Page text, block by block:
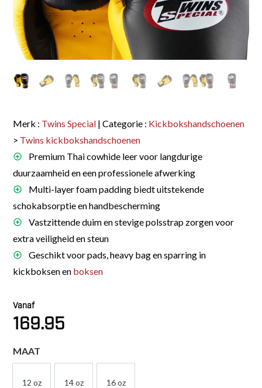
Merk : Twins Special | Categorie : Kickbokshandschoenen
> Twins kickbokshandschoenen
Premium Thai cowhide leer voor langdurige
duurzaamheid en een professionele afwerking
Multi-layer foam padding biedt uitstekende
schokabsorptie en handbescherming
Vastzittende duim en stevige polsstrap zorgen voor
extra veiligheid en steun
Geschikt voor pads, heavy bag en sparring in
kickboksen en boksen
Vanaf
169.95
MAAT
12 oz 14 oz 16 oz